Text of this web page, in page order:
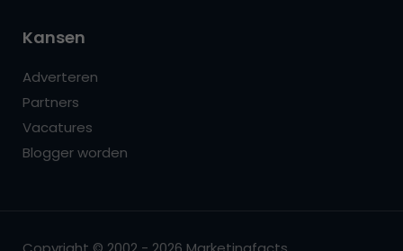
Kansen
Adverteren
Partners
Vacatures
Blogger worden